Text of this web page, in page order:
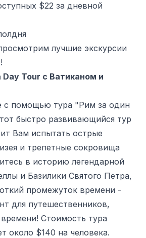
$22 за дневной
лучшие экскурсии
Day Tour с Ватиканом и
с помощью тура "Рим за один
быстро развивающийся тур
Вам испытать острые
и трепетные сокровища
в историю легендарной
и Базилики Святого Петра,
промежуток времени -
для путешественников,
Стоимость тура
около $140 на человека.